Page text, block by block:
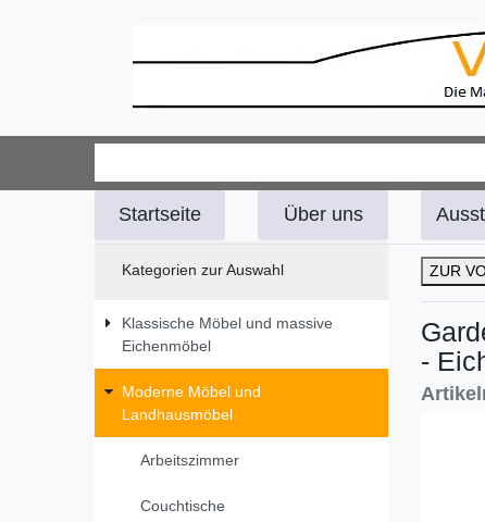
Startseite Über uns
Kategorien zur Auswahl
Klassische Möbel und massive
Eichenmöbel
Moderne Möbel und
Landhausmöbel
Arbeitszimmer
Couchtische
ZUR
-